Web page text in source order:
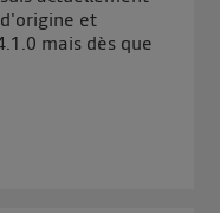
et
mais dès que